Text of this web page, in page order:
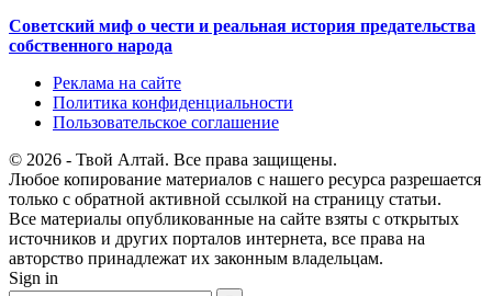
Советский миф о чести и реальная история предательства
собственного народа
Реклама на сайте
Политика конфиденциальности
Пользовательское соглашение
© 2026 - Твой Алтай. Все права защищены.
Любое копирование материалов с нашего ресурса разрешается
только с обратной активной ссылкой на страницу статьи.
Все материалы опубликованные на сайте взяты с открытых
источников и других порталов интернета, все права на
авторство принадлежат их законным владельцам.
Sign in